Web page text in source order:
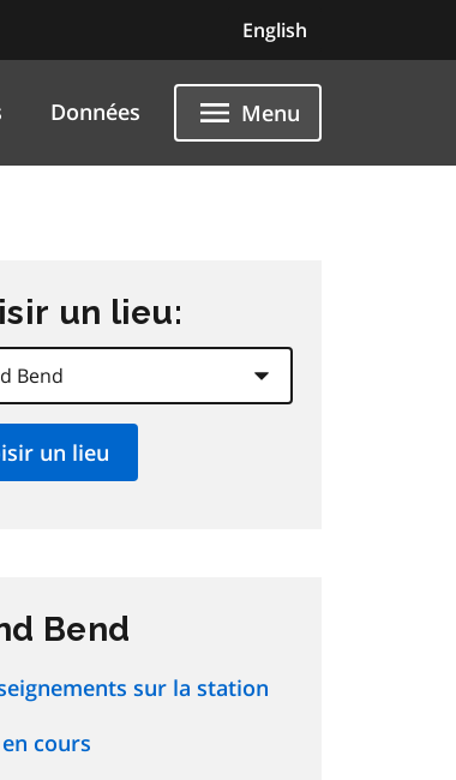
English
Données Menu
un lieu:
Bend
sur la station
en cours